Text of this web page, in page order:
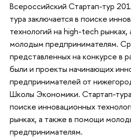
Всероссийский Стартап-тур
тура заключается в поиске
технологий на high-tech
молодым предпринимателям.
представленных на конкурсе в
были и проекты начинающих
предпринимателей от
Школы Экономики. Стартап-тура
поиске инновационных
рынках, а также в помощи
предпринимателям.